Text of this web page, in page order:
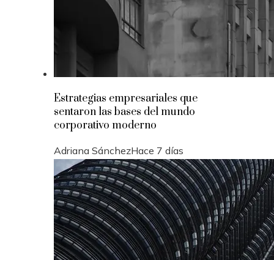
Estrategias empresariales que
sentaron las bases del mundo
corporativo moderno
Adriana SánchezHace 7 días